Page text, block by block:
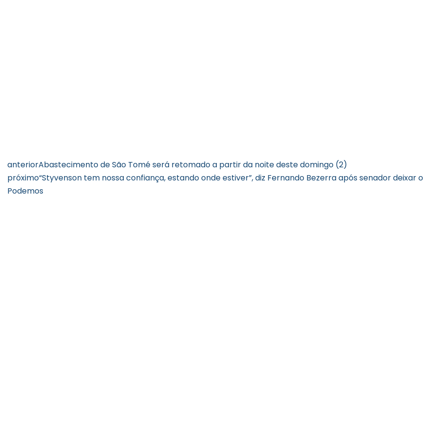
anteriorAbastecimento de São Tomé será retomado a partir da noite deste domingo (2)
próximo“Styvenson tem nossa confiança, estando onde estiver”, diz Fernando Bezerra após senador deixar o
Podemos